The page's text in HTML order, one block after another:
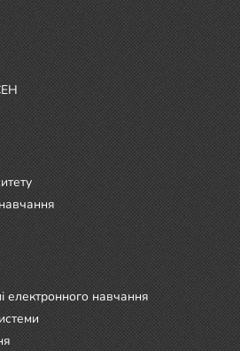
електронного навчання